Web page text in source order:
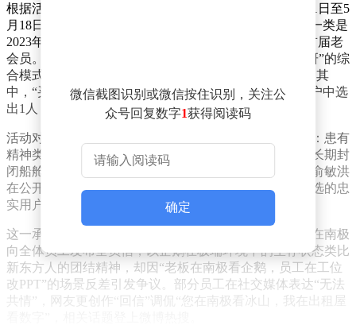
根据活动规则，报名资格分为两类：一类是2026年4月21日至5
月18日期间参与“买2年送2年”会员续费活动的用户，另一类是
2023年10月至2024年9月底办理会员且主卡持续在籍的首届老
会员。选拔方式采用“线上报名+问卷初筛+电话回访调研”的综
合模式，最终名单将于5月31日前在东方甄选APP公布。其
中，“买2年送2年”续费用户中选出9人，续费3年的老用户中选
出1人，与俞敏洪共同组成10人团队。
活动对参与者年龄限制为18至70周岁，并明确健康要求：患有
精神类疾病、近期需手术或处于术后恢复期、无法适应长期封
闭船舱环境、登船前存在传染病风险的人员不宜参加。俞敏洪
在公开声明中强调，此次活动旨在回馈长期支持东方甄选的忠
实用户，同时通过极地探索传递人文关怀。
这一承诺源于去年11月的一场舆论风波。当时，俞敏洪在南极
向全体员工发布全员信，以企鹅在极端环境中的生存状态类比
新东方人的团结精神，却因“老板在南极看企鹅，员工在工位
改PPT”的场景反差引发争议。部分员工在社交媒体表达“无法
共情”，网友更创作“回信”调侃“您在南极看冰山，我在出租屋
微信截图识别或微信按住识别，关注公
众号回复数字1获得阅读码
确定